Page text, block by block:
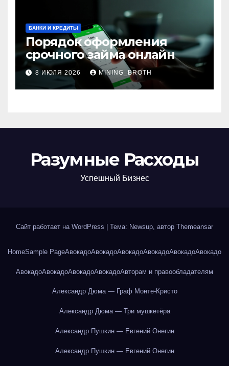
БАНКИ И КРЕДИТЫ
Порядок оформления
срочного займа онлайн
8 ИЮЛЯ 2026 MINING_BROTH
Разумные Расходы
Успешный Бизнес
Сайт работает на WordPress Тема: Newsup, автор Themeansar
HomeSample PageАвокадоАвокадоАвокадоАвокадоАвокадоАвокадо
АвокадоАвокадоАвокадоАвокадоАвторам и правообладателям
Александр Дюма — Граф Монте-Кристо
Александр Дюма — Три мушкетёра
Александр Пушкин — Евгений Онегин
Александр Пушкин — Евгений Онегин